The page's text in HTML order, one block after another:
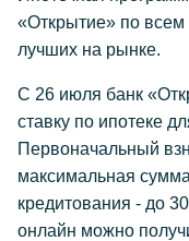
«Открытие» по
лучших на рынке.
С 26 июля банк
ставку по ипотеке
Первоначальный
максимальная
кредитования - до
онлайн можно